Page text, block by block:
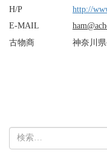
H/P
http://
E-MAIL
古物商
神奈川
索: